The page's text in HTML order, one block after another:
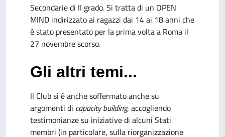
Secondarie di II grado. Si tratta di un OPEN
MIND indirizzato ai ragazzi dai 14 ai 18 anni che
è stato presentato per la prima volta a Roma il
27 novembre scorso.
Gli altri temi...
Il Club si è anche soffermato anche su
argomenti di capacity building, accogliendo
testimonianze su iniziative di alcuni Stati
membri (in particolare, sulla riorganizzazione